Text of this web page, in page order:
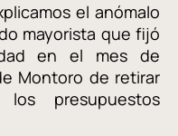
el anómalo
mayorista que fijó
en el mes de
Montoro de retirar
presupuestos